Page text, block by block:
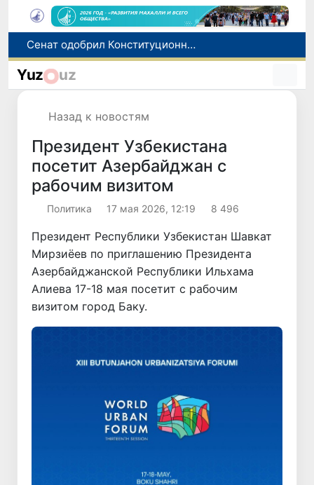
В Ташкенте задержали подозреваемых в распространении крупной партии наркотиков
В Узбекистане упростят назначение пенсий по инвалидности
Yuz uz
Назад к новостям
Президент Узбекистана
посетит Азербайджан с
рабочим визитом
Политика 17 мая 2026, 12:19 8 496
Президент Республики Узбекистан Шавкат
Мирзиёев по приглашению Президента
Азербайджанской Республики Ильхама
Алиева 17-18 мая посетит с рабочим
визитом город Баку.